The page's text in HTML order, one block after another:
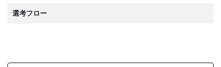
選考フロー